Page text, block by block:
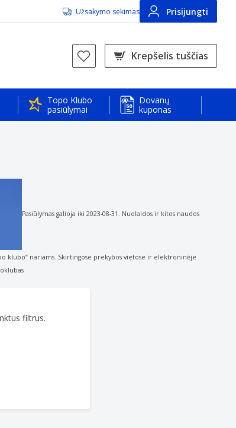
Užsakymo sekimas Prisijungti
Krepšelis tuščias
Topo Klubo
pasiūlymai
Dovanų
kuponas
Pasiūlymas galioja iki 2023-08-31. Nuolaidos ir kitos naudos
klubo“ nariams. Skirtingose prekybos vietose ir elektroninėje
filtrus.